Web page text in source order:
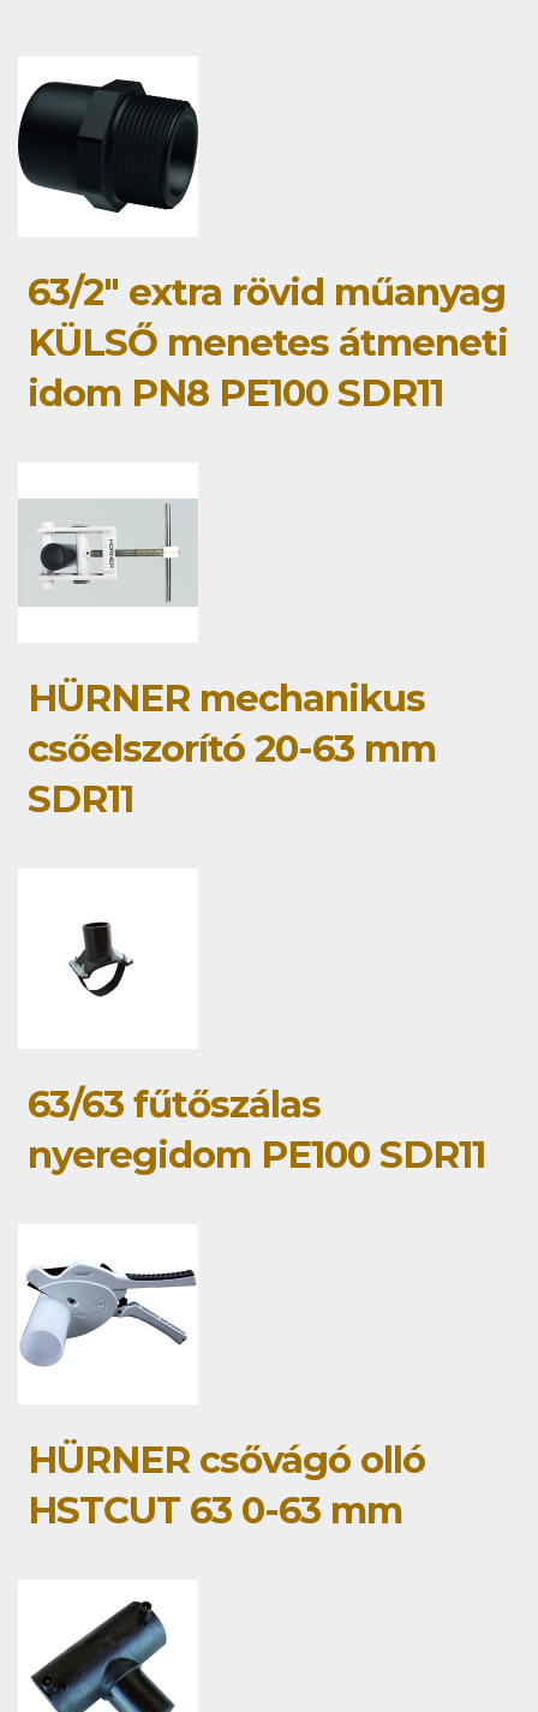
63/2" extra rövid műanyag
KÜLSŐ menetes átmeneti
idom PN8 PE100 SDR11
HÜRNER mechanikus
csőelszorító 20-63 mm
SDR11
63/63 fűtőszálas
nyeregidom PE100 SDR11
HÜRNER csővágó olló
HSTCUT 63 0-63 mm